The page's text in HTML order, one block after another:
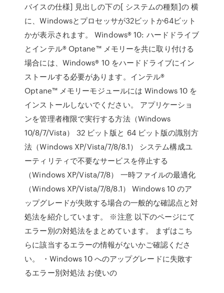
バイスの仕様] 見出しの下の[ システムの種類]の 横
に、Windowsとプロセッサが32ビットか64ビット
かが表示されます。 Windows® 10: ハードドライブ
とインテル® Optane™ メモリーを共に取り付ける
場合には、Windows® 10 をハードドライブにイン
ストールする必要があります。インテル®
Optane™ メモリーモジュールには Windows 10 を
インストールしないでください。 アプリケーショ
ンを管理者権限で実行する方法（Windows
10/8/7/Vista） 32 ビット版と 64 ビット版の識別方
法（Windows XP/Vista/7/8/8.1） システム構成ユ
ーティリティで不要なサービスを停止する
（Windows XP/Vista/7/8） 一時ファイルの最適化
（Windows XP/Vista/7/8/8.1） Windows 10 のア
ップグレードが失敗する場合の一般的な確認点と対
処法を紹介しています。 ※注意 以下のページにて
エラー別の対処法をまとめています。 まずはこち
らに該当するエラーの情報がないかご確認くださ
い。 ・Windows 10 へのアップグレードに失敗す
るエラー別対処法 お使いの